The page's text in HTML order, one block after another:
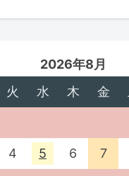
2026年8月
火 水 木 金
4 5 6 7